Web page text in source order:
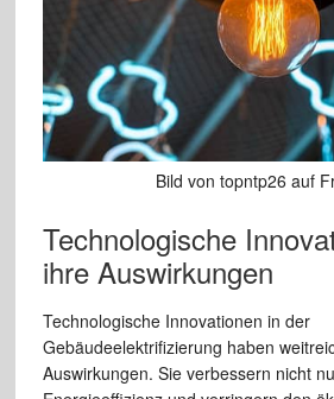
Bild von topntp26 auf
Technologische
ihre Auswirkungen
Technologische Innovationen in der
Gebäudeelektrifizierung haben
Auswirkungen. Sie verbessern nicht